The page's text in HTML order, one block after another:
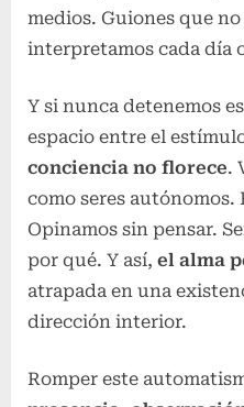
medios. Guiones que
interpretamos cada día
Y si nunca detenemos
espacio entre el
conciencia no florece.
como seres
Opinamos sin pensar.
por qué. Y así, el alma
atrapada en una
dirección interior.
Romper este